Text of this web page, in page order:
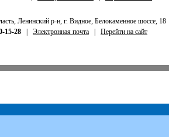
Ленинский р-н, г. Видное, Белокаменное шоссе, 18
15-28 Электронная почта Перейти на сайт